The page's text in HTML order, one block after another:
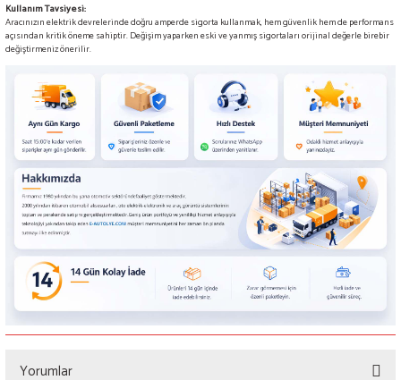
Kullanım Tavsiyesi:
Aracınızın elektrik devrelerinde doğru amperde sigorta kullanmak, hem güvenlik hem de performans
açısından kritik öneme sahiptir. Değişim yaparken eski ve yanmış sigortaları orijinal değerle birebir
değiştirmeniz önerilir.
Yorumlar